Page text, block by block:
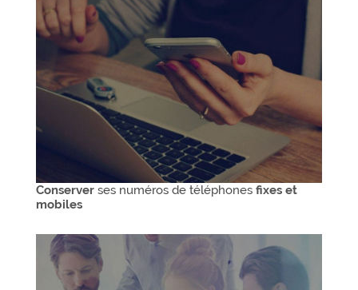
Conserver ses numéros de téléphones fixes et
mobiles